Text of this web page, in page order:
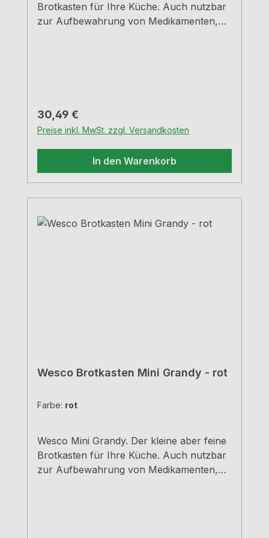
Brotkasten für Ihre Küche. Auch nutzbar
zur Aufbewahrung von Medikamenten,
bleiben Brot und Kuchen lange
frischB=18,0 cm, T=17,0 cm, H=12,0
cmRobuste Scharniere aus
MetallHandgriff aus stabilem Metall
Regulärer Preis:
30,49 €
Preise inkl. MwSt. zzgl. Versandkosten
In den Warenkorb
Wesco Brotkasten Mini Grandy - rot
Farbe: rot
Wesco Mini Grandy. Der kleine aber feine
Brotkasten für Ihre Küche. Auch nutzbar
zur Aufbewahrung von Medikamenten,